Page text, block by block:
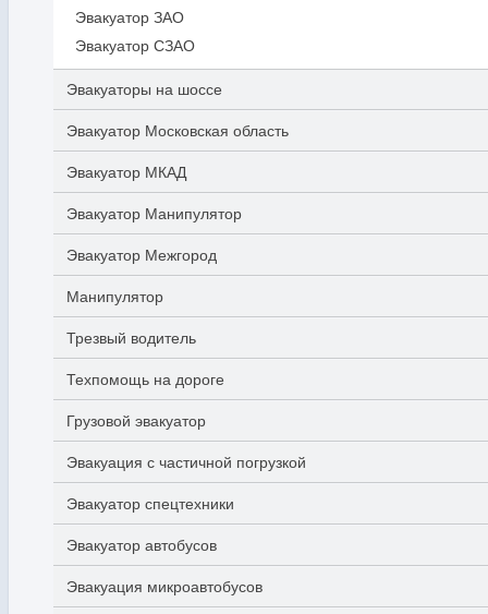
Эвакуатор ЗАО
Эвакуатор СЗАО
Эвакуаторы на шоссе
Эвакуатор Московская область
Эвакуатор МКАД
Эвакуатор Манипулятор
Эвакуатор Межгород
Манипулятор
Трезвый водитель
Техпомощь на дороге
Грузовой эвакуатор
Эвакуация с частичной погрузкой
Эвакуатор спецтехники
Эвакуатор автобусов
Эвакуация микроавтобусов